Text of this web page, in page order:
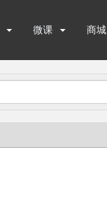
微课 商城